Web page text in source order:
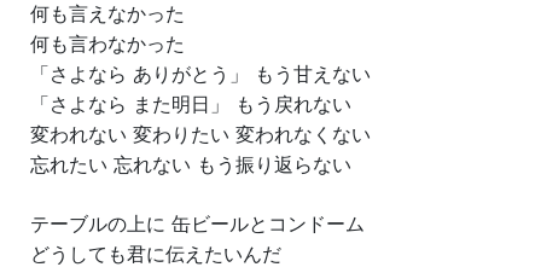
何も言えなかった
何も言わなかった
「さよなら ありがとう」 もう甘えない
「さよなら また明日」 もう戻れない
変われない 変わりたい 変われなくない
忘れたい 忘れない もう振り返らない
テーブルの上に 缶ビールとコンドーム
どうしても君に伝えたいんだ